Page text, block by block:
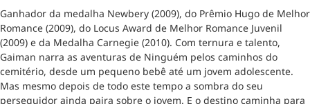
Ganhador da medalha Newbery (2009), do Prêmio Hugo de Melhor
Romance (2009), do Locus Award de Melhor Romance Juvenil
(2009) e da Medalha Carnegie (2010). Com ternura e talento,
Gaiman narra as aventuras de Ninguém pelos caminhos do
cemitério, desde um pequeno bebê até um jovem adolescente.
Mas mesmo depois de todo este tempo a sombra do seu
perseguidor ainda paira sobre o jovem. E o destino caminha para